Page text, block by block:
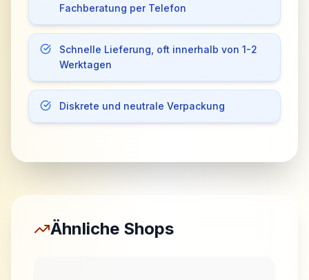
Fachberatung per Telefon
Schnelle Lieferung, oft innerhalb von 1-2
Werktagen
Diskrete und neutrale Verpackung
Ähnliche Shops